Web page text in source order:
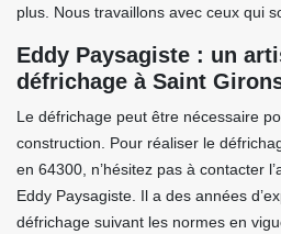
plus. Nous travaillons avec ceux qui
Eddy Paysagiste : un
défrichage à Saint
Le défrichage peut être nécessaire
construction. Pour réaliser le
en 64300, n’hésitez pas à contacter
Eddy Paysagiste. Il a des années
défrichage suivant les normes en